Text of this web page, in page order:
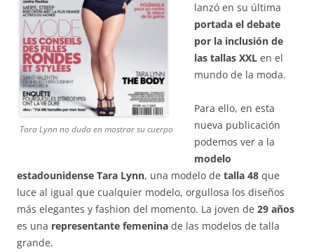
Tara Lynn no duda en mostrar su cuerpo
lanzó en su última
portada el debate
por la inclusión de
las tallas XXL en el
mundo de la moda.
Para ello, en esta
nueva publicación
podemos ver a la
modelo
estadounidense Tara Lynn, una modelo de talla 48 que
luce al igual que cualquier modelo, orgullosa los diseños
más elegantes y fashion del momento. La joven de 29 años
es una representante femenina de las modelos de talla
grande.